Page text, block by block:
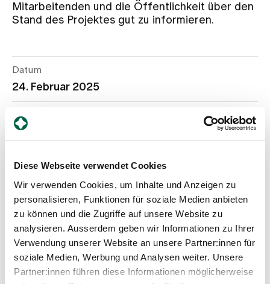
Diese Webseite verwendet Cookies
Wir verwenden Cookies, um Inhalte und Anzeigen zu
personalisieren, Funktionen für soziale Medien anbieten
zu können und die Zugriffe auf unsere Website zu
analysieren. Ausserdem geben wir Informationen zu Ihrer
Verwendung unserer Website an unsere Partner:innen für
soziale Medien, Werbung und Analysen weiter. Unsere
Partner:innen führen diese Informationen möglicherweise
Team
Events
Über uns
Jobs & Karriere
Kontakt
Babygalerie
Blog
Mitarbeitenden und die Öffentlichkeit über den
Stand des Projektes gut zu informieren.
Datum
24. Februar 2025
Adresse
Brunnenhofsaal, Neuweg 16, 8125 Zollikerberg
Für unsereMieterschaftist ein Informationsanlass am
Montag, 24. Februar 2025, um 15.30 geplant.
Deröffentliche Informationsanlassfindet am
Montag, 24. Februar 2025, um 18.30 Uhr, statt.